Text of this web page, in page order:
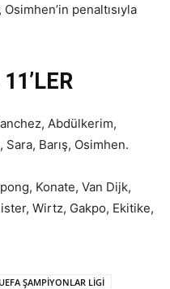
Osimhen’in penaltısıyla
Abdülkerim,
Barış, Osimhen.
Konate, Van Dijk,
Wirtz, Gakpo, Ekitike,
ŞAMPİYONLAR LİGİ